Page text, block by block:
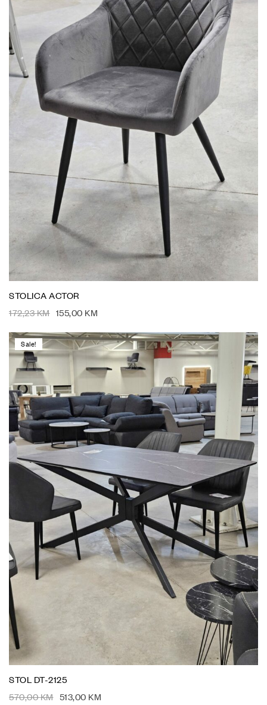
STOLICA ACTOR
172,23KM 155,00 KM
Sale!
STOL DT-2125
570,00KM 513,00 KM